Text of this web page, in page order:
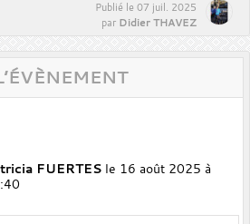
Publié le 07 juil. 2025
par Didier THAVEZ
FUERTES le 16 août 2025 à